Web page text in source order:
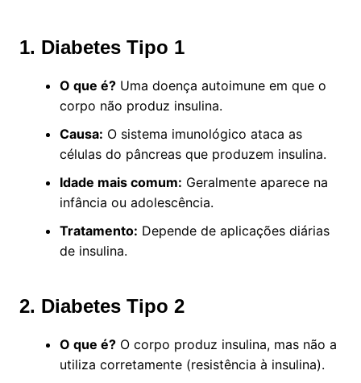
1. Diabetes Tipo 1
O que é?Uma doença autoimune em que o
corpo não produz insulina.
Causa: O sistema imunológico ataca as
células do pâncreas que produzem insulina.
Idade mais comum: Geralmente aparece na
infância ou adolescência.
Tratamento: Depende de aplicações diárias
de insulina.
2. Diabetes Tipo 2
O que é?O corpo produz insulina, mas não a
utiliza corretamente (resistência à insulina).